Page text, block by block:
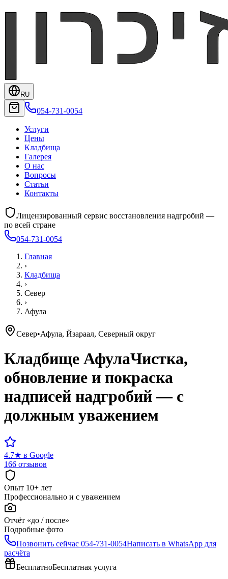
RU
054-731-0054
Услуги
Цены
Кладбища
Галерея
О нас
Вопросы
Статьи
Контакты
Лицензированный сервис восстановления надгробий —
по всей стране
054-731-0054
Главная
›
Кладбища
›
Север
›
Афула
Север•Афула, Йзараал, Северный округ
Кладбище АфулаЧистка,
обновление и покраска
надписей надгробий — с
должным уважением
4.7★ в Google
166 отзывов
Опыт 10+ лет
Профессионально и с уважением
Отчёт «до / после»
Подробные фото
Позвонить сейчас 054-731-0054Написать в WhatsApp для
расчёта
БесплатноБесплатная услуга